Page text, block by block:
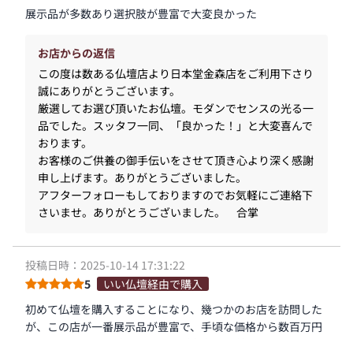
展示品が多数あり選択肢が豊富で大変良かった
お店からの返信
この度は数ある仏壇店より日本堂金森店をご利用下さり
誠にありがとうございます。
厳選してお選び頂いたお仏壇。モダンでセンスの光る一
品でした。スッタフ一同、「良かった！」と大変喜んで
おります。
お客様のご供養の御手伝いをさせて頂き心より深く感謝
申し上げます。ありがとうございました。
アフターフォローもしておりますのでお気軽にご連絡下
さいませ。ありがとうございました。 合掌
投稿日時：2025-10-14 17:31:22
5
いい仏壇経由で購入
初めて仏壇を購入することになり、幾つかのお店を訪問した
が、この店が一番展示品が豊富で、手頃な価格から数百万円